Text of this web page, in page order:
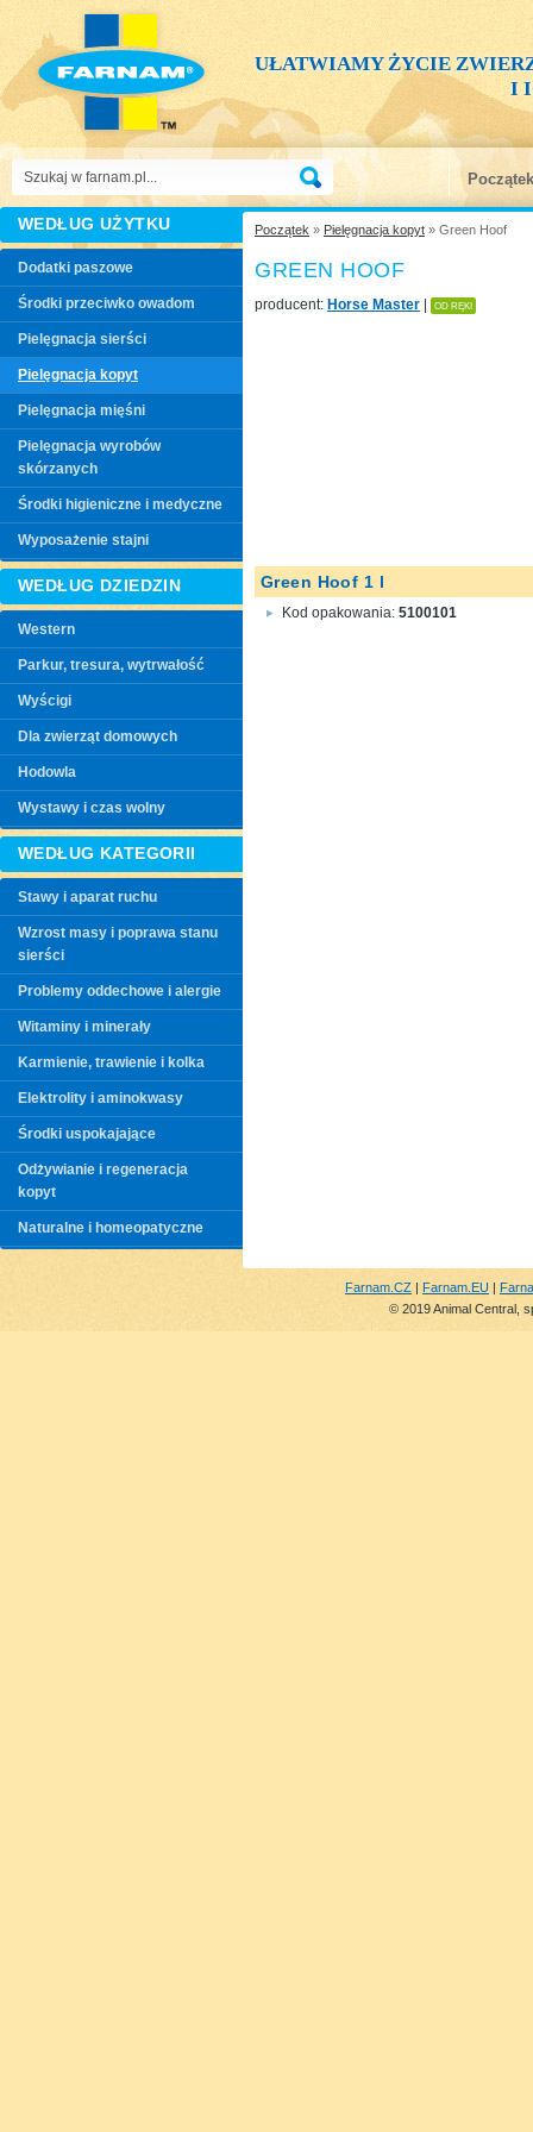
UŁATWIAMY ŻYCIE
I
Początek
Początek » Pielęgnacja kopyt » Green Hoof
GREEN HOOF
producent: Horse Master OD RĘKI
Green Hoof 1 l
Kod opakowania: 5100101
WEDŁUG UŻYTKU
Dodatki paszowe
Środki przeciwko owadom
Pielęgnacja sierści
Pielęgnacja kopyt
Pielęgnacja mięśni
Pielęgnacja wyrobów
skórzanych
Środki higieniczne i medyczne
Wyposażenie stajni
WEDŁUG DZIEDZIN
Western
Parkur, tresura, wytrwałość
Wyścigi
Dla zwierząt domowych
Hodowla
Wystawy i czas wolny
WEDŁUG KATEGORII
Stawy i aparat ruchu
Wzrost masy i poprawa stanu
sierści
Problemy oddechowe i alergie
Witaminy i minerały
Karmienie, trawienie i kolka
Elektrolity i aminokwasy
Środki uspokajające
Odżywianie i regeneracja
kopyt
Naturalne i homeopatyczne
Farnam.CZ | Farnam.EU |
© 2019 Animal Central,